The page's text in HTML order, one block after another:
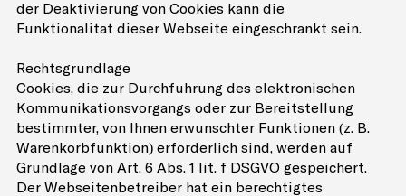
der Deaktivierung von Cookies kann die
Funktionalität dieser Webseite eingeschränkt sein.
Rechtsgrundlage
Cookies, die zur Durchführung des elektronischen
Kommunikationsvorgangs oder zur Bereitstellung
bestimmter, von Ihnen erwünschter Funktionen (z. B.
Warenkorbfunktion) erforderlich sind, werden auf
Grundlage von Art. 6 Abs. 1 lit. f DSGVO gespeichert.
Der Webseitenbetreiber hat ein berechtigtes